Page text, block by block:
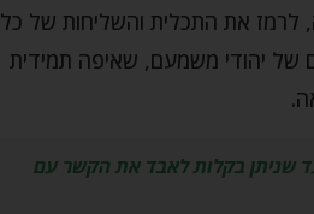
לרמז את התכלית והשליחות של כל
של יהודי משמעם, שאיפה תמידית
שניתן בקלות לאבד את הקשר עם